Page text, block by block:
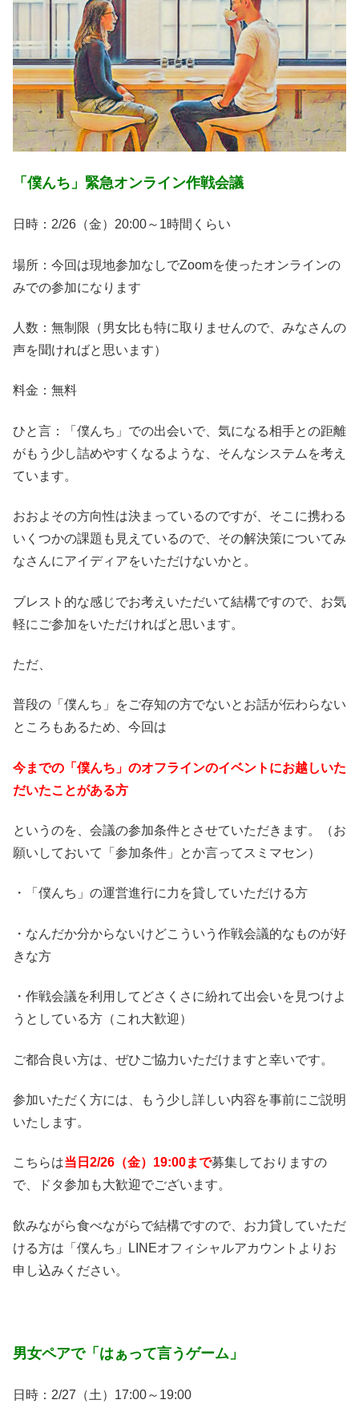
「僕んち」緊急オンライン作戦会議
日時：2/26（金）20:00～1時間くらい
場所：今回は現地参加なしでZoomを使ったオンラインの
みでの参加になります
人数：無制限（男女比も特に取りませんので、みなさんの
声を聞ければと思います）
料金：無料
ひと言：「僕んち」での出会いで、気になる相手との距離
がもう少し詰めやすくなるような、そんなシステムを考え
ています。
おおよその方向性は決まっているのですが、そこに携わる
いくつかの課題も見えているので、その解決策についてみ
なさんにアイディアをいただけないかと。
ブレスト的な感じでお考えいただいて結構ですので、お気
軽にご参加をいただければと思います。
ただ、
普段の「僕んち」をご存知の方でないとお話が伝わらない
ところもあるため、今回は
今までの「僕んち」のオフラインのイベントにお越しいた
だいたことがある方
というのを、会議の参加条件とさせていただきます。（お
願いしておいて「参加条件」とか言ってスミマセン）
・「僕んち」の運営進行に力を貸していただける方
・なんだか分からないけどこういう作戦会議的なものが好
きな方
・作戦会議を利用してどさくさに紛れて出会いを見つけよ
うとしている方（これ大歓迎）
ご都合良い方は、ぜひご協力いただけますと幸いです。
参加いただく方には、もう少し詳しい内容を事前にご説明
いたします。
こちらは当日2/26（金）19:00まで募集しておりますの
で、ドタ参加も大歓迎でございます。
飲みながら食べながらで結構ですので、お力貸していただ
ける方は「僕んち」LINEオフィシャルアカウントよりお
申し込みください。
男女ペアで「はぁって言うゲーム」
日時：2/27（土）17:00～19:00